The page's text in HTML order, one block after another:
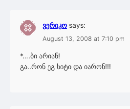
ვერიკო says:
August 13, 2008 at 7:10 pm
*….ბი არიან!
გა..რონ ეგ სიტი და იარონ!!!